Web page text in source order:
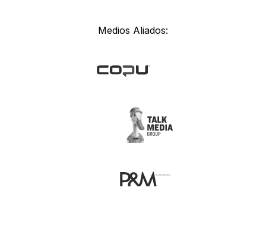
Medios Aliados: